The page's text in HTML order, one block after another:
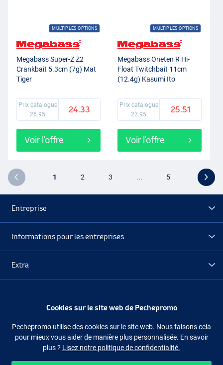
MULTIPLES OPTIONS
Megabass Super-Z Z2
Crankbait 5.3cm (7g) Mat
Tiger
Prix catalogue
26.95
24.33
Voir l'offre
MULTIPLES OPTIONS
Megabass Oneten R Hi-
Float Twitchbait 11cm
(12.4g) Kasumi Ito
Prix catalogue
27.95
25.51
Voir l'offre
1 2 3 ... 5
Entreprise
Informations pour les entreprises
Extra
Suivez-nous Facebook Instagram
Cookies sur le site web de Pechepromo
Pechepromo utilise des cookies sur le site web. Nous faisons cela
pour mieux vous aider de manière plus personnalisée. En savoir
plus ? Lisez notre politique de confidentialité.